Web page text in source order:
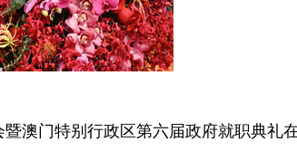
门特别行政区第六届政府就职典礼